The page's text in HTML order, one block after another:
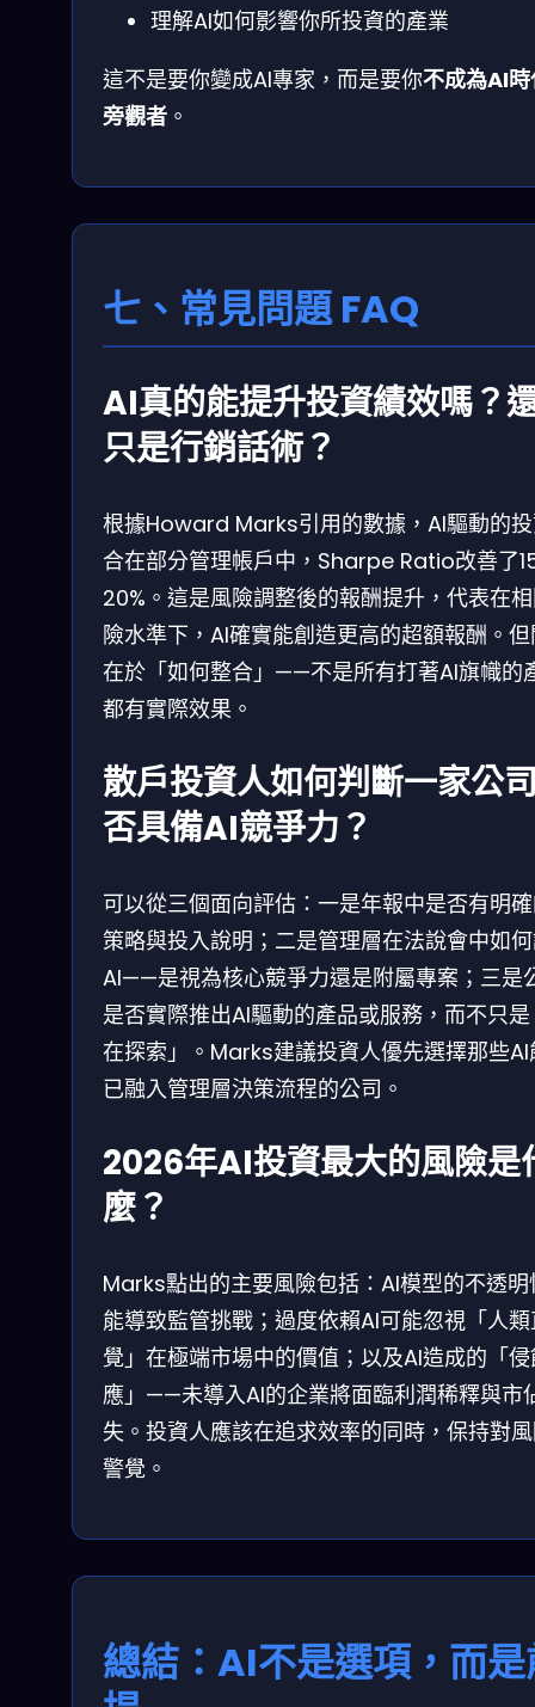
理解AI如何影響你所投資的產業
這不是要你變成AI專家，而是要你不成為AI
旁觀者 。
七、常見問題 FAQ
AI真的能提升投資績效嗎？
只是行銷話術？
根據Howard Marks引用的數據，AI驅動的
合在部分管理帳戶中，Sharpe Ratio改善了
20%。這是風險調整後的報酬提升，代表在
險水準下，AI確實能創造更高的超額報酬。
在於「如何整合」——不是所有打著AI旗幟的
都有實際效果。
散戶投資人如何判斷一家公
否具備AI競爭力？
可以從三個面向評估：一是年報中是否有明
策略與投入說明；二是管理層在法說會中如
AI——是視為核心競爭力還是附屬專案；三是
是否實際推出AI驅動的產品或服務，而不只
在探索」。Marks建議投資人優先選擇那些AI
已融入管理層決策流程的公司。
2026年AI投資最大的風險是
麼？
Marks點出的主要風險包括：AI模型的不透明
能導致監管挑戰；過度依賴AI可能忽視「人
覺」在極端市場中的價值；以及AI造成的「
應」——未導入AI的企業將面臨利潤稀釋與市
失。投資人應該在追求效率的同時，保持對
警覺。
總結：AI不是選項，而